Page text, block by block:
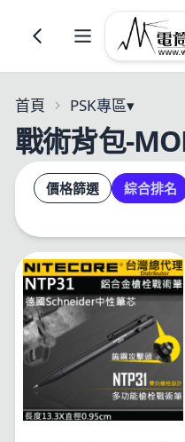
首頁 PSK專區▾
戰術背包-
價格篩選 綜合排名